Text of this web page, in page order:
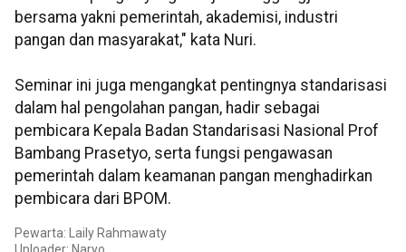
bersama yakni pemerintah, akademisi, industri
pangan dan masyarakat," kata Nuri.
Seminar ini juga mengangkat pentingnya standarisasi
dalam hal pengolahan pangan, hadir sebagai
pembicara Kepala Badan Standarisasi Nasional Prof
Bambang Prasetyo, serta fungsi pengawasan
pemerintah dalam keamanan pangan menghadirkan
pembicara dari BPOM.
Pewarta: Laily Rahmawaty